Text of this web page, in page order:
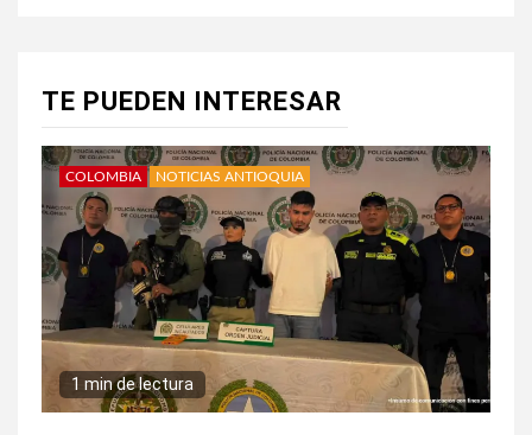
TE PUEDEN INTERESAR
COLOMBIA NOTICIAS ANTIOQUIA
1 min de lectura